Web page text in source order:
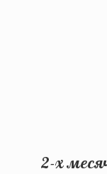
2-х